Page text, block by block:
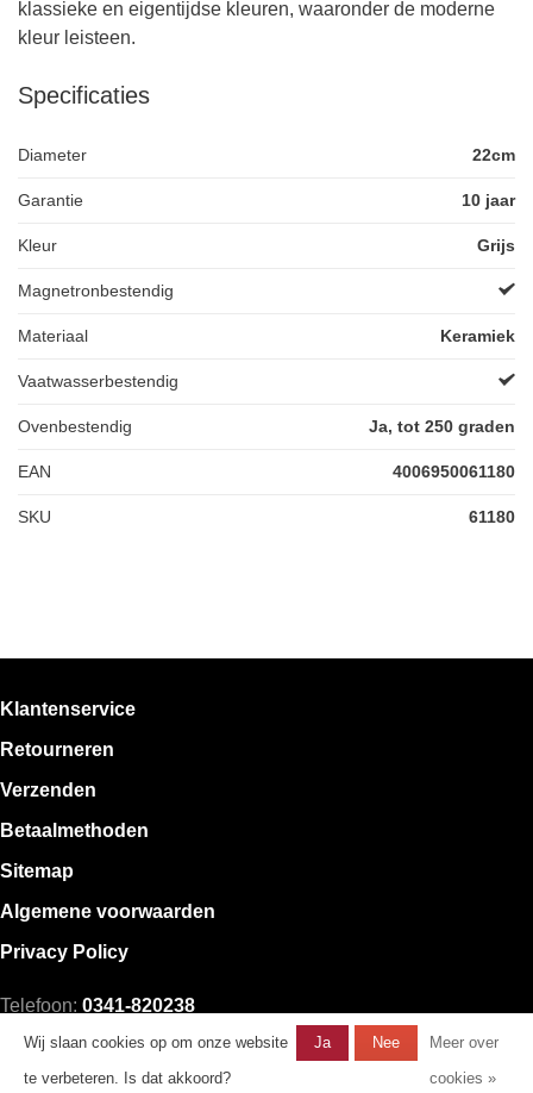
klassieke en eigentijdse kleuren, waaronder de moderne
kleur leisteen.
Specificaties
Diameter 22cm
Garantie 10 jaar
Kleur Grijs
Magnetronbestendig
Materiaal Keramiek
Vaatwasserbestendig
Ovenbestendig Ja, tot 250 graden
EAN 4006950061180
SKU 61180
Klantenservice
Retourneren
Verzenden
Betaalmethoden
Sitemap
Algemene voorwaarden
Privacy Policy
Telefoon: 0341-820238
E-mail:
klantenservice@mystore.nl
Wij slaan cookies op om onze website
te verbeteren. Is dat akkoord?
Ja Nee
Meer over
cookies »